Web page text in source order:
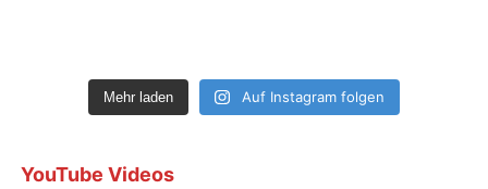
Mehr laden Auf Instagram folgen
YouTube Videos